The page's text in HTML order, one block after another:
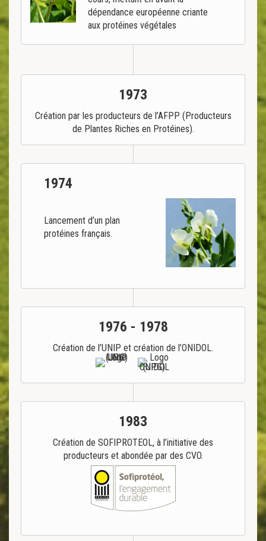
dépendance européenne criante
aux protéines végétales
1973
Création par les producteurs de l’AFPP (Producteurs
de Plantes Riches en Protéines).
1974
Lancement d’un plan
protéines français.
1976 - 1978
Création de l’UNIP et création de l’ONIDOL.
1983
Création de SOFIPROTEOL, à l’initiative des
producteurs et abondée par des CVO.